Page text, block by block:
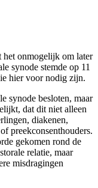
het onmogelijk om later
synode stemde op 11
hier voor nodig zijn.
synode besloten, maar
dat dit niet alleen
diakenen,
preekconsenthouders.
gekomen rond de
relatie, maar
misdragingen